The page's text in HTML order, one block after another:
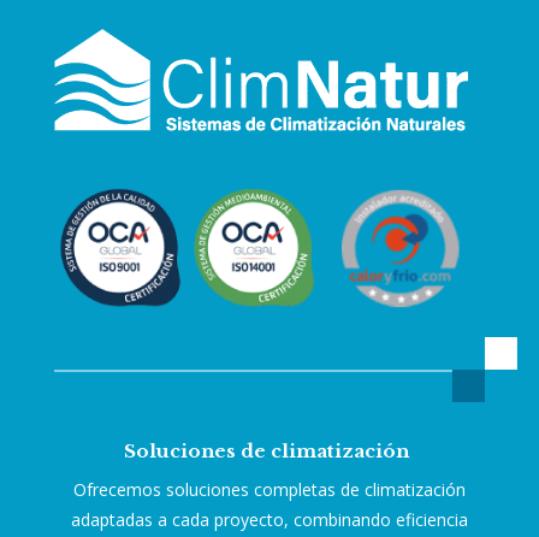
Soluciones de climatización
Ofrecemos soluciones completas de climatización
adaptadas a cada proyecto, combinando eficiencia